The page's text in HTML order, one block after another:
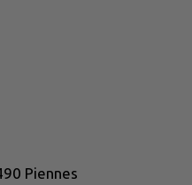
Piennes